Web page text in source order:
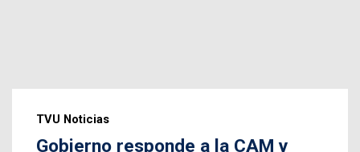
TVU Noticias
Gobierno responde a la CAM y